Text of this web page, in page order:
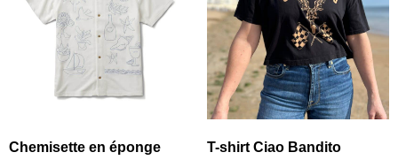
Chemisette en éponge
T-shirt Ciao Bandito